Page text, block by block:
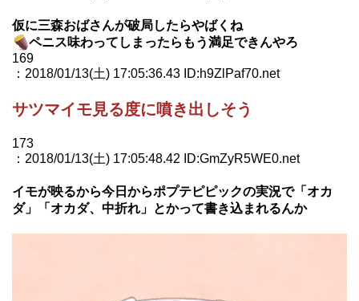
仮に三森おばさんが破局したらやばくね
ペニス味わってしまったらもう満足できんやろ
169
：2018/01/13(土) 17:05:36.43 ID:h9ZlPaf70.net
サツマイモ見る度に噴き出しそう
173
：2018/01/13(土) 17:05:48.42 ID:GmZyR5WE0.net
イモが映るから今日からポプテピピックの実況で「オカ
ダ」「オカダ、中折れ」とかって書き込まれるんか